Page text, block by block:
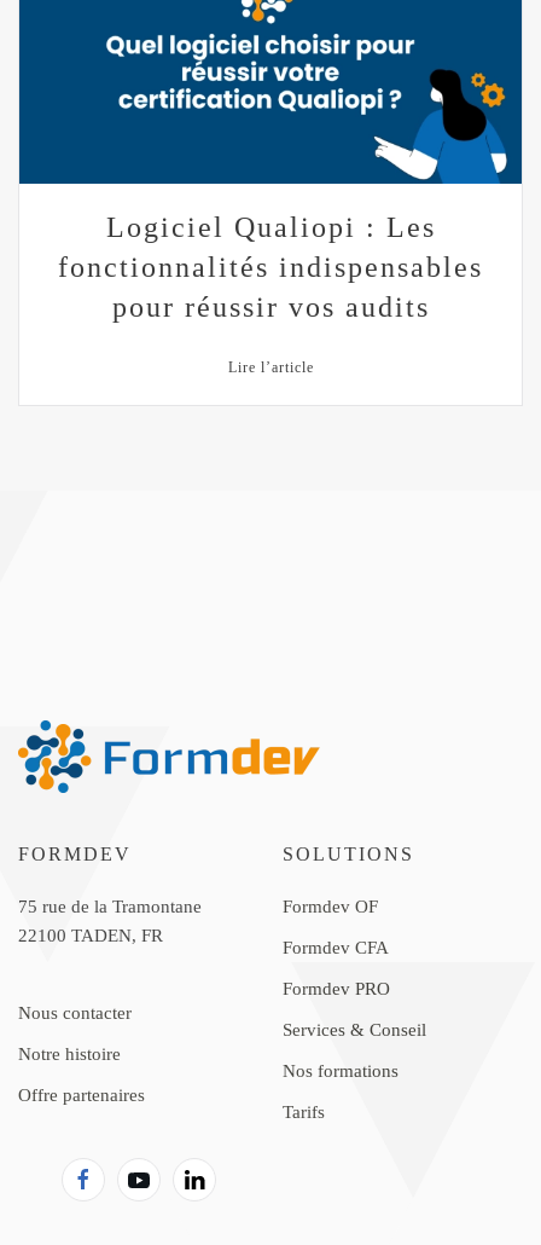
Logiciel Qualiopi : Les
fonctionnalités indispensables
pour réussir vos audits
Lire l’article
FORMDEV
75 rue de la Tramontane
22100 TADEN, FR
Nous contacter
Notre histoire
Offre partenaires
SOLUTIONS
Formdev OF
Formdev CFA
Formdev PRO
Services & Conseil
Nos formations
Tarifs